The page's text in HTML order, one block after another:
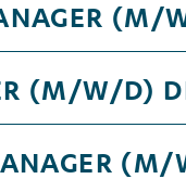
(M/
(M/W/D)